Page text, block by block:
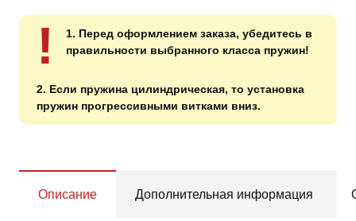
!
1. Перед оформлением заказа, убедитесь в
правильности выбранного класса пружин!
2. Если пружина цилиндрическая, то установка
пружин прогрессивными витками вниз.
Описание Дополнительная информация